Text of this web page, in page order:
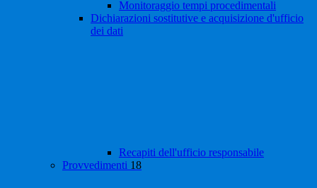
Monitoraggio tempi procedimentali
Dichiarazioni sostitutive e acquisizione d'ufficio
dei dati
Recapiti dell'ufficio responsabile
Provvedimenti 18